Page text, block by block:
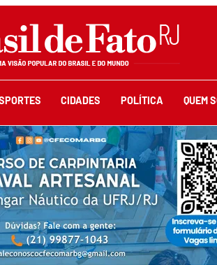
CIDADES POLÍTICA QUEM